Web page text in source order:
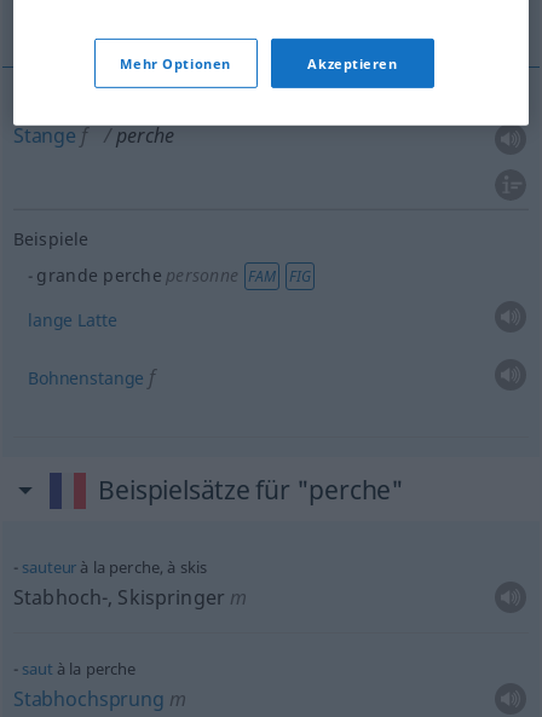
Stange f perche
Beispiele
grande perche personne FAM FIG
lange Latte
Bohnenstange f
Beispielsätze für "perche"
sauteur à la perche, à skis
Stabhoch-, Skispringer m
saut à la perche
Stabhochsprung m
Mehr Optionen Akzeptieren